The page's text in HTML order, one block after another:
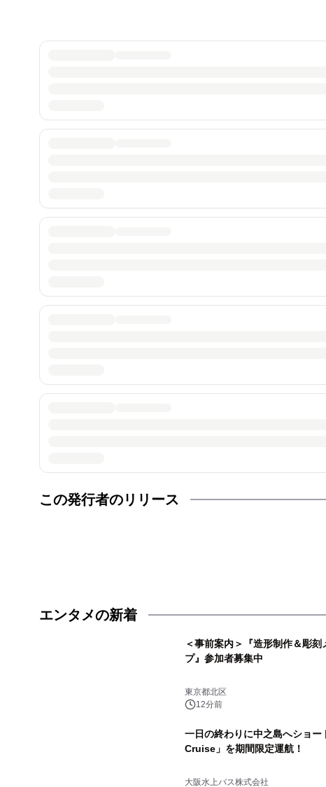
この発行者のリリース
エンタメの新着
＜事前案内＞『造形制作＆彫
プ』参加者募集中
東京都北区
12分前
一日の終わりに中之島へショ
Cruise」を期間限定運航！
大阪水上バス株式会社